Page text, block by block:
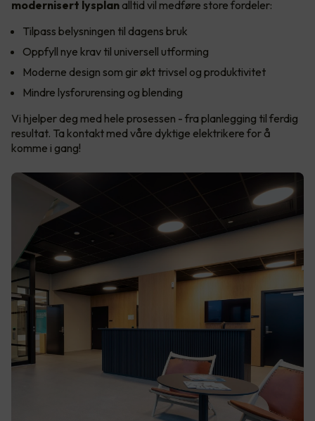
modernisert lysplan alltid vil medføre store fordeler:
Tilpass belysningen til dagens bruk
Oppfyll nye krav til universell utforming
Moderne design som gir økt trivsel og produktivitet
Mindre lysforurensing og blending
Vi hjelper deg med hele prosessen - fra planlegging til ferdig
resultat. Ta kontakt med våre dyktige elektrikere for å
komme i gang!